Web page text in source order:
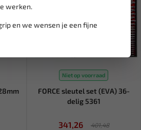
werken.
en we wensen je een fijne
Niet op voorraad
FORCE sleutel set (EVA) 36-
delig 5361
341,26
401,48